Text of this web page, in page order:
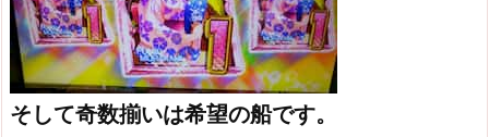
そして奇数揃いは希望の船です。